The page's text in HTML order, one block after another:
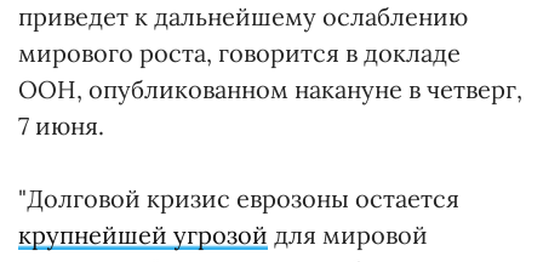
приведет к дальнейшему ослаблению
мирового роста, говорится в докладе
ООН, опубликованном накануне в четверг,
7 июня.
"Долговой кризис еврозоны остается
крупнейшей угрозой для мировой